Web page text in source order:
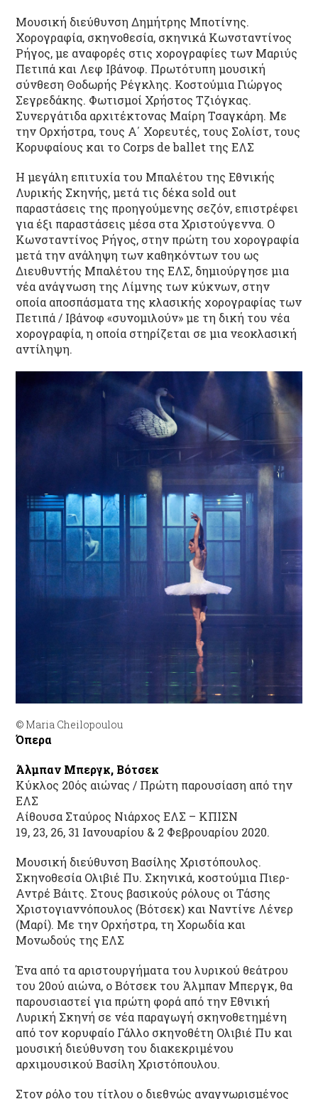
Μουσική διεύθυνση Δημήτρης Μποτίνης.
Χορογραφία, σκηνοθεσία, σκηνικά Κωνσταντίνος
Ρήγος, με αναφορές στις χορογραφίες των Μαριύς
Πετιπά και Λεφ Ιβάνοφ. Πρωτότυπη μουσική
σύνθεση Θοδωρής Ρέγκλης. Κοστούμια Γιώργος
Σεγρεδάκης. Φωτισμοί Χρήστος Τζιόγκας.
Συνεργάτιδα αρχιτέκτονας Μαίρη Τσαγκάρη. Με
την Ορχήστρα, τους Α΄ Χορευτές, τους Σολίστ, τους
Κορυφαίους και το Corps de ballet της ΕΛΣ
Η μεγάλη επιτυχία του Μπαλέτου της Εθνικής
Λυρικής Σκηνής, μετά τις δέκα sold out
παραστάσεις της προηγούμενης σεζόν, επιστρέφει
για έξι παραστάσεις μέσα στα Χριστούγεννα. Ο
Κωνσταντίνος Ρήγος, στην πρώτη του χορογραφία
μετά την ανάληψη των καθηκόντων του ως
Διευθυντής Μπαλέτου της ΕΛΣ, δημιούργησε μια
νέα ανάγνωση της Λίμνης των κύκνων, στην
οποία αποσπάσματα της κλασικής χορογραφίας των
Πετιπά / Ιβάνοφ «συνομιλούν» με τη δική του νέα
χορογραφία, η οποία στηρίζεται σε μια νεοκλασική
αντίληψη.
© Maria Cheilopoulou
Όπερα
Άλμπαν Μπεργκ, Βότσεκ
Κύκλος 20ός αιώνας / Πρώτη παρουσίαση από την
ΕΛΣ
Αίθουσα Σταύρος Νιάρχος ΕΛΣ – ΚΠΙΣΝ
19, 23, 26, 31 Ιανουαρίου & 2 Φεβρουαρίου 2020.
Μουσική διεύθυνση Βασίλης Χριστόπουλος.
Σκηνοθεσία Ολιβιέ Πυ. Σκηνικά, κοστούμια Πιερ-
Αντρέ Βάιτς. Στους βασικούς ρόλους οι Τάσης
Χριστογιαννόπουλος (Βότσεκ) και Ναντίνε Λένερ
(Μαρί). Με την Ορχήστρα, τη Χορωδία και
Μονωδούς της ΕΛΣ
Ένα από τα αριστουργήματα του λυρικού θεάτρου
του 20ού αιώνα, ο Βότσεκ του Άλμπαν Μπεργκ, θα
παρουσιαστεί για πρώτη φορά από την Εθνική
Λυρική Σκηνή σε νέα παραγωγή σκηνοθετημένη
από τον κορυφαίο Γάλλο σκηνοθέτη Ολιβιέ Πυ και
μουσική διεύθυνση του διακεκριμένου
αρχιμουσικού Βασίλη Χριστόπουλου.
Στον ρόλο του τίτλου ο διεθνώς αναγνωρισμένος